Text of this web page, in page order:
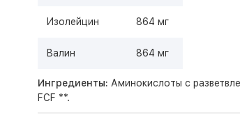
Изолейцин 864 мг
Валин 864 мг
Ингредиенты: Аминокислоты с
FCF **.